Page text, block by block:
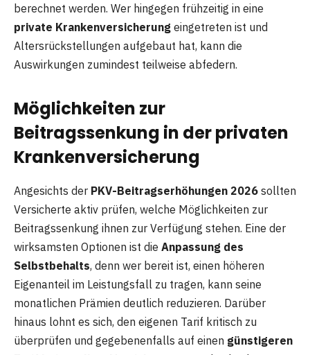
berechnet werden. Wer hingegen frühzeitig in eine
private Krankenversicherung eingetreten ist und
Altersrückstellungen aufgebaut hat, kann die
Auswirkungen zumindest teilweise abfedern.
Möglichkeiten zur
Beitragssenkung in der privaten
Krankenversicherung
Angesichts der PKV-Beitragserhöhungen 2026 sollten
Versicherte aktiv prüfen, welche Möglichkeiten zur
Beitragssenkung ihnen zur Verfügung stehen. Eine der
wirksamsten Optionen ist die Anpassung des
Selbstbehalts, denn wer bereit ist, einen höheren
Eigenanteil im Leistungsfall zu tragen, kann seine
monatlichen Prämien deutlich reduzieren. Darüber
hinaus lohnt es sich, den eigenen Tarif kritisch zu
überprüfen und gegebenenfalls auf einen günstigeren